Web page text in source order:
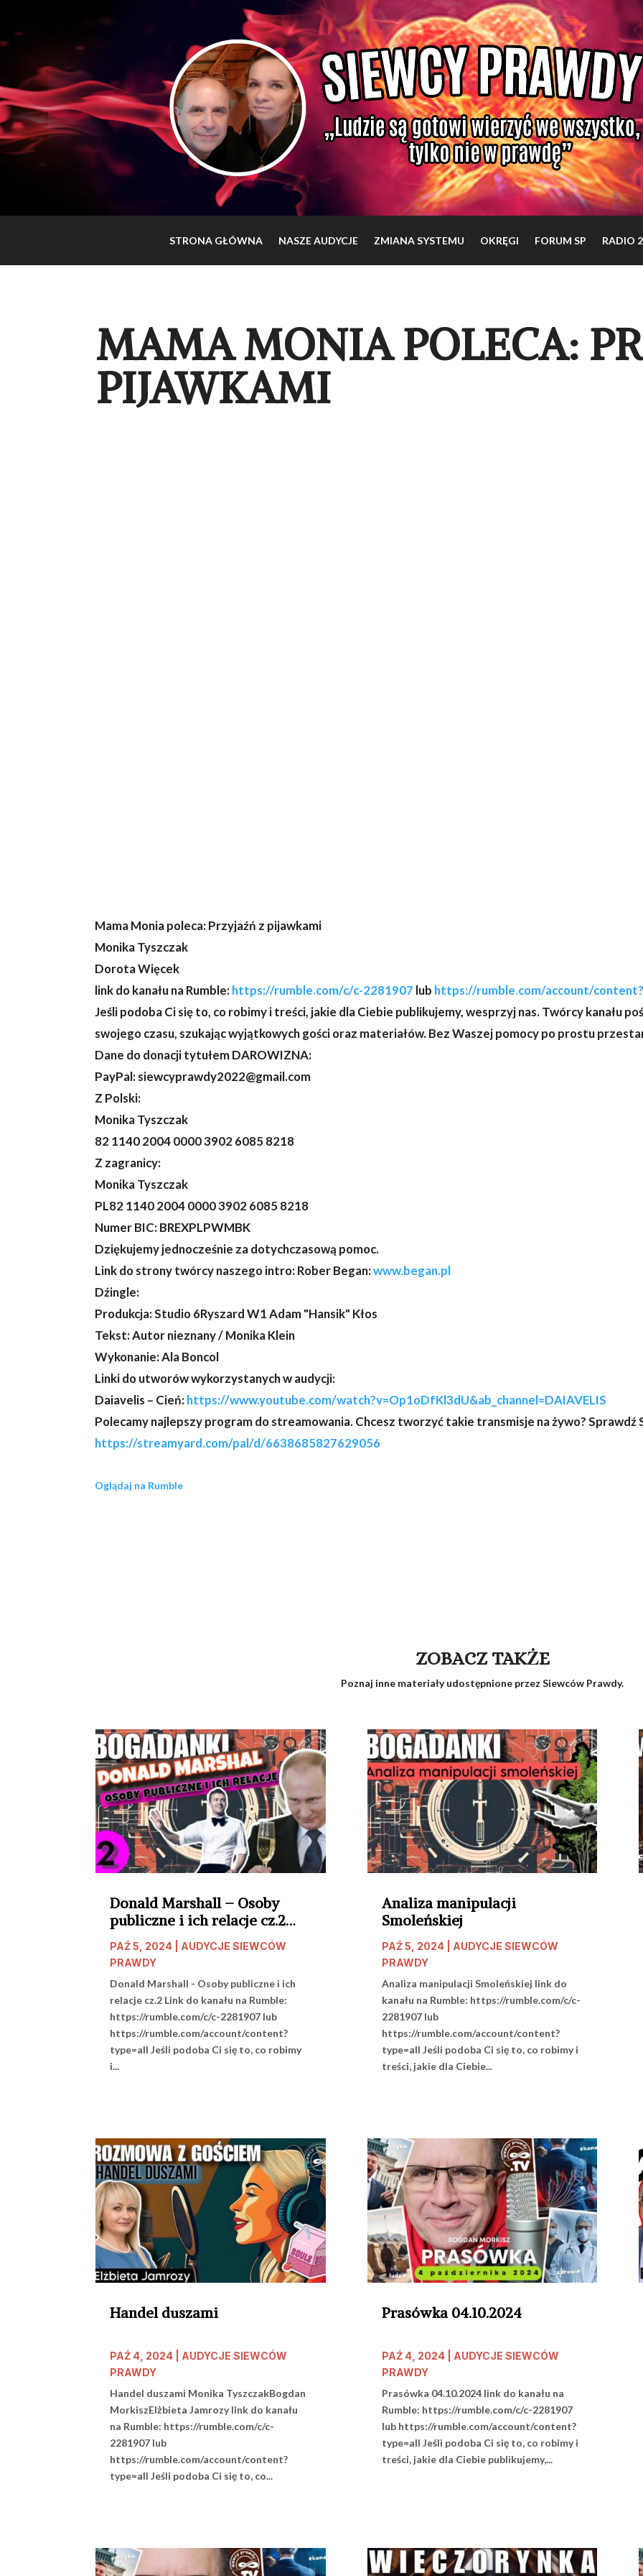
STRONA GŁÓWNA NASZE AUDYCJE ZMIANA SYSTEMU OKRĘGI FORUM SP RADIO
MAMA MONIA POLECA:
PIJAWKAMI
Mama Monia poleca: Przyjaźń z pijawkami
Monika Tyszczak
Dorota Więcek
link do kanału na Rumble: https://rumble.com/c/c-2281907 lub https://rumble.com/account/
Jeśli podoba Ci się to, co robimy i treści, jakie dla Ciebie publikujemy, wesprzyj nas. Twórcy kanału
swojego czasu, szukając wyjątkowych gości oraz materiałów. Bez Waszej pomocy po prostu
Dane do donacji tytułem DAROWIZNA:
PayPal: siewcyprawdy2022@gmail.com
Z Polski:
Monika Tyszczak
82 1140 2004 0000 3902 6085 8218
Z zagranicy:
Monika Tyszczak
PL82 1140 2004 0000 3902 6085 8218
Numer BIC: BREXPLPWMBK
Dziękujemy jednocześnie za dotychczasową pomoc.
Link do strony twórcy naszego intro: Rober Began:www.began.pl
Dźingle:
Produkcja: Studio 6Ryszard W1 Adam "Hansik" Kłos
Tekst: Autor nieznany / Monika Klein
Wykonanie: Ala Boncol
Linki do utworów wykorzystanych w audycji:
Daiavelis – Cień: https://www.youtube.com/watch?v=Op1oDfKl3dU&ab_channel=DAIAVELIS
Polecamy najlepszy program do streamowania. Chcesz tworzyć takie transmisje na żywo? Sprawdź
https://streamyard.com/pal/d/6638685827629056
Oglądaj na Rumble
ZOBACZ TAKŻE
Poznaj inne materiały udostępnione przez Siewców Prawdy.
Donald Marshall – Osoby
publiczne i ich relacje cz.2
start 20.00
PAŹ 5, 2024
AUDYCJE SIEWCÓW
PRAWDY
Donald Marshall - Osoby publiczne i ich
relacje cz.2 Link do kanału na Rumble:
https://rumble.com/c/c-2281907 lub
https://rumble.com/account/content?
type=all Jeśli podoba Ci się to, co robimy
i...
Handel duszami
PAŹ 4, 2024
AUDYCJE SIEWCÓW
PRAWDY
Handel duszami Monika TyszczakBogdan
MorkiszElżbieta Jamrozy link do kanału
na Rumble: https://rumble.com/c/c-
2281907 lub
https://rumble.com/account/content?
type=all Jeśli podoba Ci się to, co...
Analiza manipulacji
Smoleńskiej
PAŹ 5, 2024| AUDYCJE SIEWCÓW
PRAWDY
Analiza manipulacji Smoleńskiej link do
kanału na Rumble: https://rumble.com/c/c-
2281907 lub
https://rumble.com/account/content?
type=all Jeśli podoba Ci się to, co robimy i
treści, jakie dla Ciebie...
Prasówka 04.10.2024
PAŹ 4, 2024| AUDYCJE SIEWCÓW
PRAWDY
Prasówka 04.10.2024 link do kanału na
Rumble: https://rumble.com/c/c-2281907
lub https://rumble.com/account/content?
type=all Jeśli podoba Ci się to, co robimy i
treści, jakie dla Ciebie publikujemy,...